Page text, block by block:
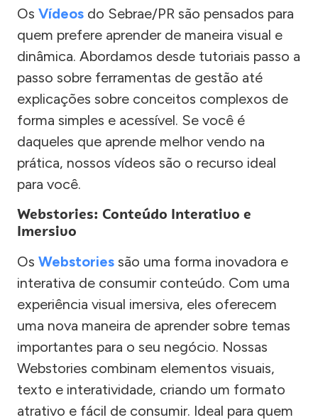
Os Vídeos do Sebrae/PR são pensados para
quem prefere aprender de maneira visual e
dinâmica. Abordamos desde tutoriais passo a
passo sobre ferramentas de gestão até
explicações sobre conceitos complexos de
forma simples e acessível. Se você é
daqueles que aprende melhor vendo na
prática, nossos vídeos são o recurso ideal
para você.
Webstories: Conteúdo Interativo e
Imersivo
Os Webstories são uma forma inovadora e
interativa de consumir conteúdo. Com uma
experiência visual imersiva, eles oferecem
uma nova maneira de aprender sobre temas
importantes para o seu negócio. Nossas
Webstories combinam elementos visuais,
texto e interatividade, criando um formato
atrativo e fácil de consumir. Ideal para quem